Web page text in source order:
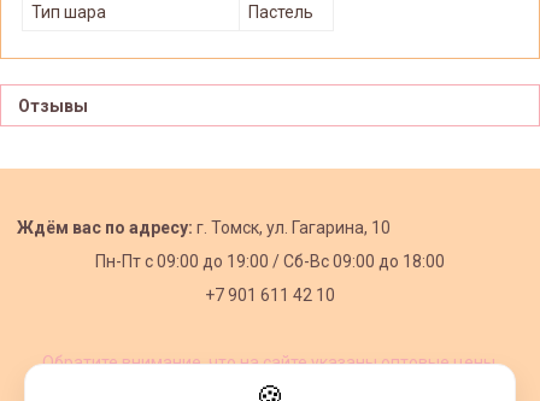
Тип шара
Пастель
Отзывы
Ждём вас по адресу: г. Томск, ул. Гагарина, 10
Пн-Пт с09:00 до 19:00 /Сб-Вс 09:00 до 18:00
+7 901 611 42 10
Обратите внимание, что на сайте указаны оптовые цены,